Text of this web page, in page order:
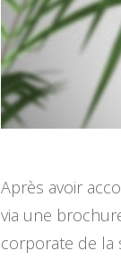
Après avoir
via une
corporate de la